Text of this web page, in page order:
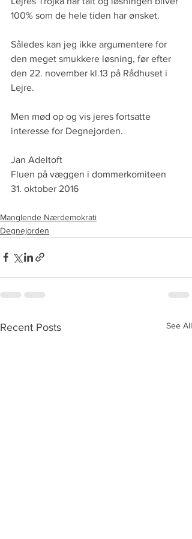
100% som de hele tiden har ønsket.
Således kan jeg ikke argumentere for
den meget smukkere løsning, før efter
den 22. november kl.13 på Rådhuset i
Lejre.
Men mød op og vis jeres fortsatte
interesse for Degnejorden.
Jan Adeltoft
Fluen på væggen i dommerkomiteen
31. oktober 2016
Manglende Nærdemokrati
Degnejorden
Recent Posts See All